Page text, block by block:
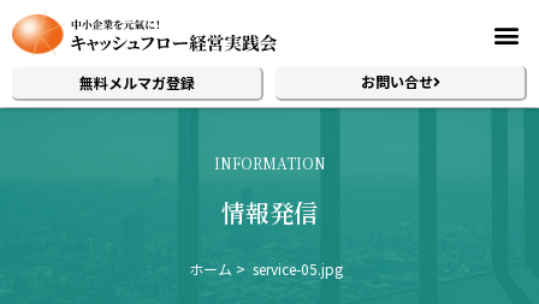
無料メルマガ登録 お問い合せ
INFORMATION
情報発信
ホーム service-05.jpg